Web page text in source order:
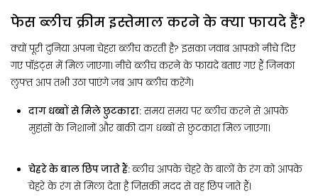
फेस ब्लीच क्रीम इस्तेमाल करने के क्या फायदे हैं?
क्यों पूरी दुनिया अपना चेहरा ब्लीच करती है? इसका जवाब आपको नीचे दिए
गए पॉइंट्स में मिल जाएगा। नीचे ब्लीच करने के फायदे बताए गए हैं जिनका
लुफ्त आप तभी उठा पाएंगे जब आप ब्लीच करेंगे।
दाग धब्बों से मिले छुटकारा:समय समय पर ब्लीच करने से आपके
मुहांसों के निशानों और बाकी दाग धब्बों से छुटकारा मिल जाएगा।
चेहरे के बाल छिप जाते हैं:ब्लीच आपके चेहरे के बालों के रंग को आपके
चेहरे के रंग से मिला देता है जिसकी मदद से वह छिप जाते हैं।